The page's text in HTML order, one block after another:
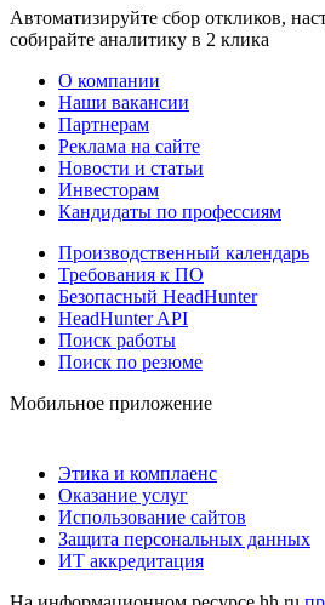
Автоматизируйте сбор откликов,
собирайте аналитику в 2 клика
О компании
Наши вакансии
Партнерам
Реклама на сайте
Новости и статьи
Инвесторам
Кандидаты по профессиям
Производственный календарь
Требования к ПО
Безопасный HeadHunter
HeadHunter API
Поиск работы
Поиск по резюме
Мобильное приложение
Этика и комплаенс
Оказание услуг
Использование сайтов
Защита персональных данных
ИТ аккредитация